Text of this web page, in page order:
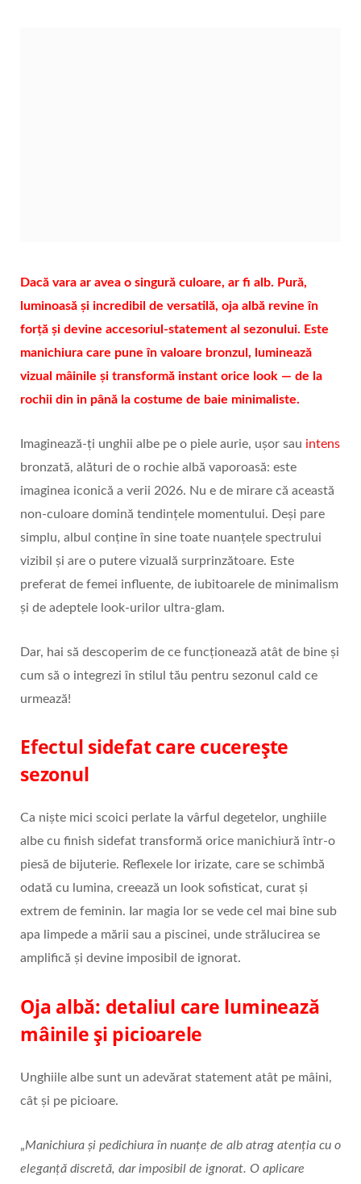
Dacă vara ar avea o singură culoare, ar fi alb. Pură,
luminoasă și incredibil de versatilă, oja albă revine în
forță și devine accesoriul‑statement al sezonului. Este
manichiura care pune în valoare bronzul, luminează
vizual mâinile și transformă instant orice look — de la
rochii din in până la costume de baie minimaliste.
Imaginează-ți unghii albe pe o piele aurie, ușor sau intens
bronzată, alături de o rochie albă vaporoasă: este
imaginea iconică a verii 2026. Nu e de mirare că această
non‑culoare domină tendințele momentului. Deși pare
simplu, albul conține în sine toate nuanțele spectrului
vizibil și are o putere vizuală surprinzătoare. Este
preferat de femei influente, de iubitoarele de minimalism
și de adeptele look‑urilor ultra‑glam.
Dar, hai să descoperim de ce funcționează atât de bine și
cum să o integrezi în stilul tău pentru sezonul cald ce
urmează!
Efectul sidefat care cucerește
sezonul
Ca niște mici scoici perlate la vârful degetelor, unghiile
albe cu finish sidefat transformă orice manichiură într-o
piesă de bijuterie. Reflexele lor irizate, care se schimbă
odată cu lumina, creează un look sofisticat, curat și
extrem de feminin. Iar magia lor se vede cel mai bine sub
apa limpede a mării sau a piscinei, unde strălucirea se
amplifică și devine imposibil de ignorat.
Oja albă: detaliul care luminează
mâinile și picioarele
Unghiile albe sunt un adevărat statement atât pe mâini,
cât și pe picioare.
„Manichiura și pedichiura în nuanțe de alb atrag atenția cu o
eleganță discretă, dar imposibil de ignorat. O aplicare